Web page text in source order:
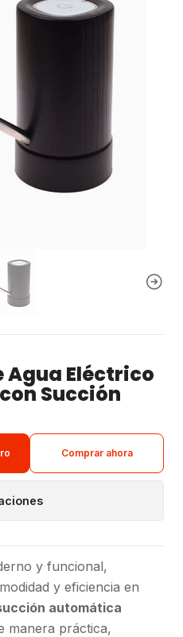
Agua Eléctrico
Succión
Comprar ahora
y funcional,
y eficiencia en
automática
manera práctica,